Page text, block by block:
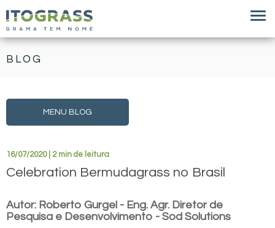
BLOG
MENU BLOG
16/07/2020 | 2 min de leitura
Celebration Bermudagrass no Brasil
Autor: Roberto Gurgel - Eng. Agr. Diretor de
Pesquisa e Desenvolvimento - Sod Solutions